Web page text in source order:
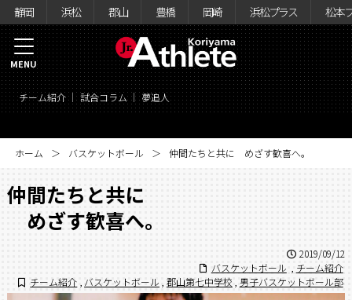
静岡 浜松 郡山 豊橋 岡崎 浜松プラス 松本
チーム紹介 試合コラム 夢追人
MENU
ホーム バスケットボール 仲間たちと共に めざす歓喜へ。
仲間たちと共に
めざす歓喜へ。
2019/09/12
バスケットボール
チーム紹介
チーム紹介 バスケットボール , 郡山第七中学校 男子バスケットボール部